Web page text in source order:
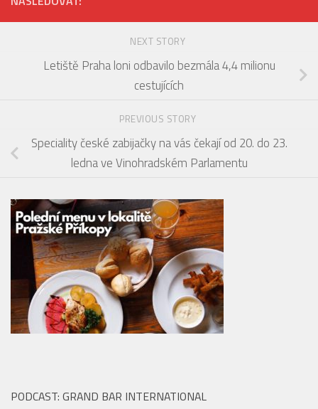
NEXT STORY
Letiště Praha loni odbavilo bezmála 4,4 milionu
cestujících
PREVIOUS STORY
Speciality české zabijačky na vás čekají od 20. do 23.
ledna ve Vinohradském Parlamentu
PODCAST: GRAND BAR INTERNATIONAL